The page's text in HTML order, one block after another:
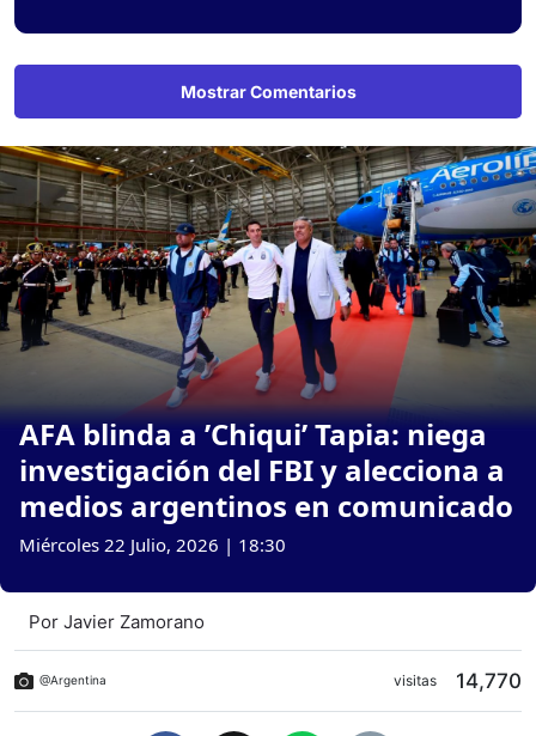
Mostrar Comentarios
AFA blinda a ’Chiqui’ Tapia: niega
investigación del FBI y alecciona a
medios argentinos en comunicado
Miércoles 22 Julio, 2026 | 18:30
Por Javier Zamorano
@Argentina visitas 14,770